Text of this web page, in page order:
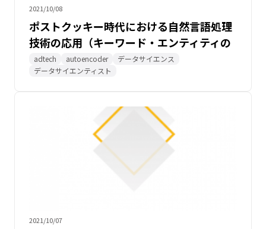
2021/10/08
ポストクッキー時代における自然言語処理
技術の応用（キーワード・エンティティの
CTR予測応用集）
adtech autoencoder
データサイエンス
データサイエンティスト
2021/10/07